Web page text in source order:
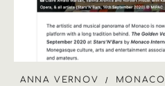
ANNA VERNOV MONACO